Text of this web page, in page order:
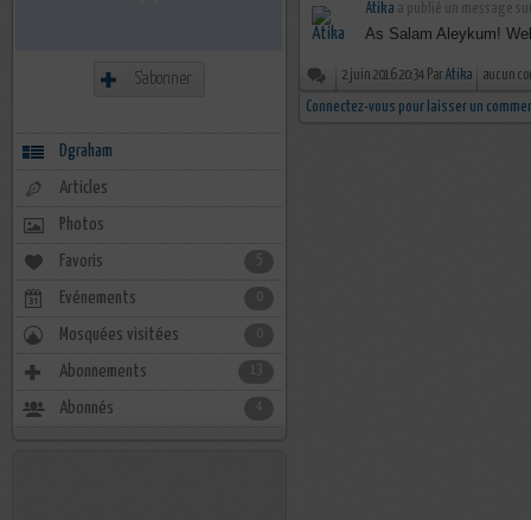
Atika a publié un message
As Salam Aleykum!
2 juin 2016 20:34 Par Atika aucun
Connectez-vous pour laisser un
S'abonner
Dgraham
Articles
Photos
Favoris 5
Evénements
Mosquées visitées
Abonnements 13
Abonnés